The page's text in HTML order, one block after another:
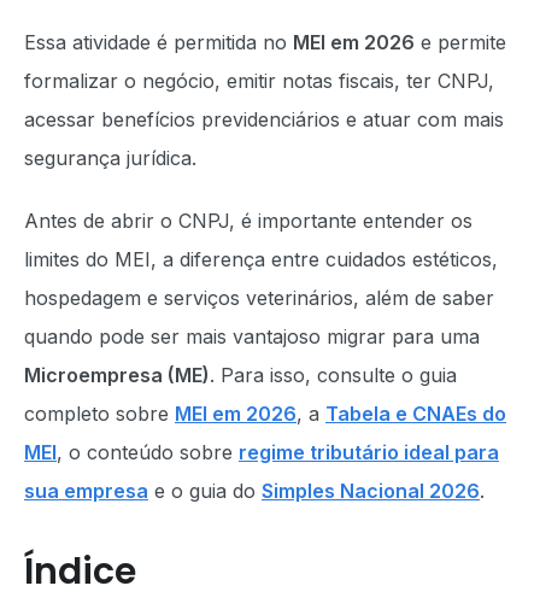
Essa atividade é permitida no MEI em 2026 e permite
formalizar o negócio, emitir notas fiscais, ter CNPJ,
acessar benefícios previdenciários e atuar com mais
segurança jurídica.
Antes de abrir o CNPJ, é importante entender os
limites do MEI, a diferença entre cuidados estéticos,
hospedagem e serviços veterinários, além de saber
quando pode ser mais vantajoso migrar para uma
Microempresa (ME). Para isso, consulte o guia
completo sobre MEI em 2026, a Tabela e CNAEs do
MEI, o conteúdo sobre regime tributário ideal para
sua empresa e o guia do Simples Nacional 2026.
Índice